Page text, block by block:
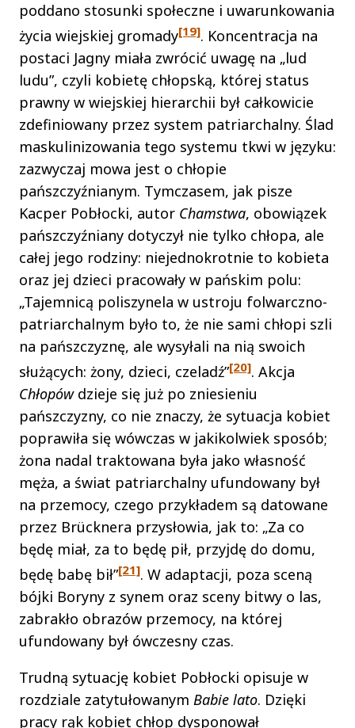
poddano stosunki społeczne i uwarunkowania
życia wiejskiej gromady[19]. Koncentracja na
postaci Jagny miała zwrócić uwagę na „lud
ludu”, czyli kobietę chłopską, której status
prawny w wiejskiej hierarchii był całkowicie
zdefiniowany przez system patriarchalny. Ślad
maskulinizowania tego systemu tkwi w języku:
zazwyczaj mowa jest o chłopie
pańszczyźnianym. Tymczasem, jak pisze
Kacper Pobłocki, autor Chamstwa, obowiązek
pańszczyźniany dotyczył nie tylko chłopa, ale
całej jego rodziny: niejednokrotnie to kobieta
oraz jej dzieci pracowały w pańskim polu:
„Tajemnicą poliszynela w ustroju folwarczno-
patriarchalnym było to, że nie sami chłopi szli
na pańszczyznę, ale wysyłali na nią swoich
służących: żony, dzieci, czeladź”[20]. Akcja
Chłopówdzieje się już po zniesieniu
pańszczyzny, co nie znaczy, że sytuacja kobiet
poprawiła się wówczas w jakikolwiek sposób;
żona nadal traktowana była jako własność
męża, a świat patriarchalny ufundowany był
na przemocy, czego przykładem są datowane
przez Brücknera przysłowia, jak to: „Za co
będę miał, za to będę pił, przyjdę do domu,
będę babę bił”[21]. W adaptacji, poza sceną
bójki Boryny z synem oraz sceny bitwy o las,
zabrakło obrazów przemocy, na której
ufundowany był ówczesny czas.
Trudną sytuację kobiet Pobłocki opisuje w
rozdziale zatytułowanym Babie lato. Dzięki
pracy rąk kobiet chłop dysponował